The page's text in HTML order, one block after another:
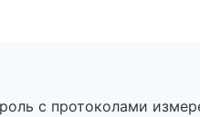
с протоколами